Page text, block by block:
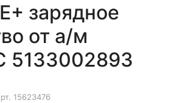
зарядное
от а/м
5133002893
15623476